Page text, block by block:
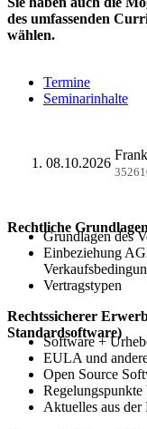
des umfassenden
wählen.
Termine
Seminarinhalte
08.10.2026
Rechtliche
Grundlagen des
Einbeziehung
Vertragstypen
Rechtssicherer
Standardsoftware)
Software +
EULA und
Open Source
Aktuelles aus der